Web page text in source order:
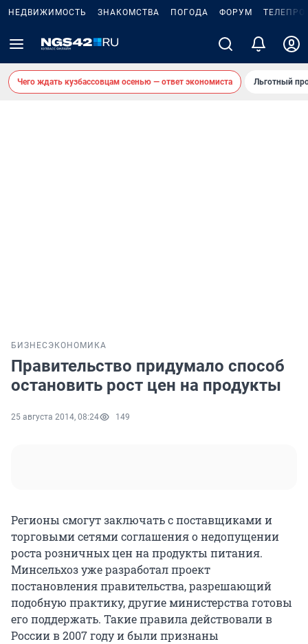
НЕДВИЖИМОСТЬ ЗНАКОМСТВА ПОГОДА ФОРУМ
Чего ждать кузбассовцам осенью — ответ экономиста Льготный
БИЗНЕС ЭКОНОМИКА
Правительство придумало способ
остановить рост цен на продукты
25 августа 2014, 08:24 149
Регионы смогут заключать с поставщиками и
торговыми сетями соглашения о недопущении
роста розничных цен на продукты питания.
Минсельхоз уже разработал проект
постановления правительства, разрешающий
подобную практику, другие министерства готовы
его поддержать. Такие правила действовали в
России в 2007 году и были признаны